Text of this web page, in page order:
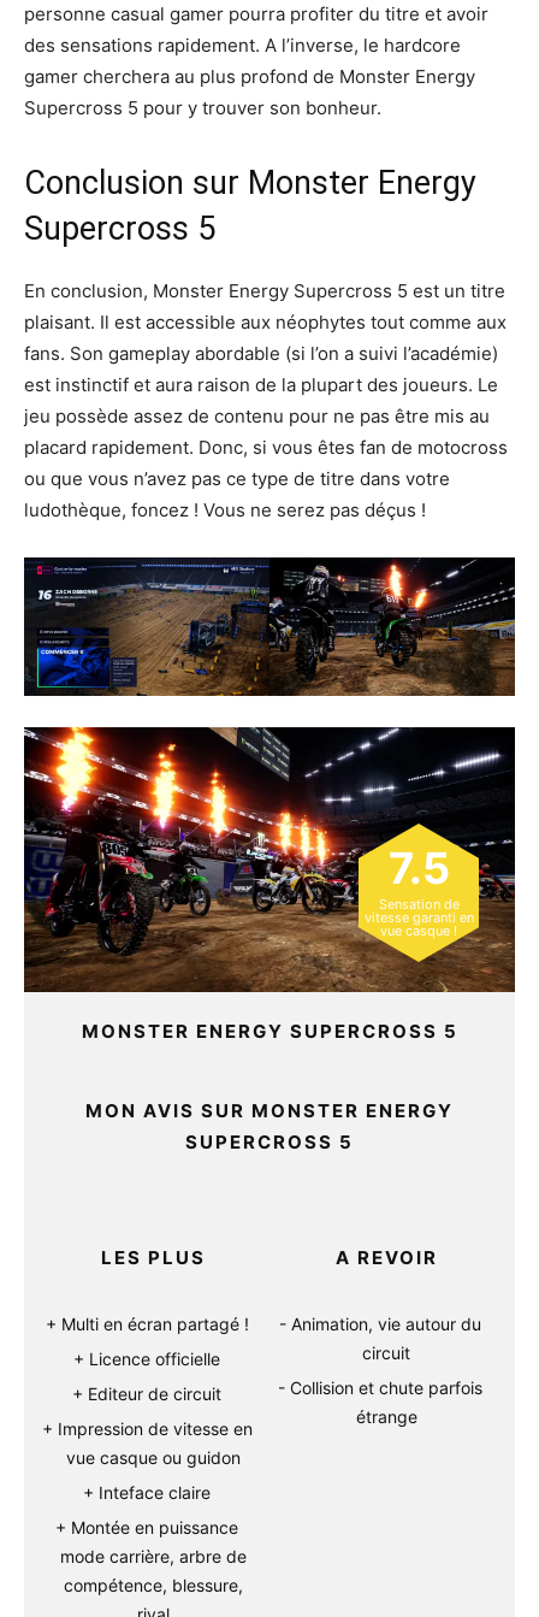
personne casual gamer pourra profiter du titre et avoir
des sensations rapidement. A l’inverse, le hardcore
gamer cherchera au plus profond de Monster Energy
Supercross 5 pour y trouver son bonheur.
Conclusion sur Monster Energy
Supercross 5
En conclusion, Monster Energy Supercross 5 est un titre
plaisant. Il est accessible aux néophytes tout comme aux
fans. Son gameplay abordable (si l’on a suivi l’académie)
est instinctif et aura raison de la plupart des joueurs. Le
jeu possède assez de contenu pour ne pas être mis au
placard rapidement. Donc, si vous êtes fan de motocross
ou que vous n’avez pas ce type de titre dans votre
ludothèque, foncez ! Vous ne serez pas déçus !
MONSTER ENERGY SUPERCROSS 5
MON AVIS SUR MONSTER ENERGY
SUPERCROSS 5
LES PLUS
Multi en écran partagé !
Licence officielle
Editeur de circuit
Impression de vitesse en
vue casque ou guidon
Inteface claire
Montée en puissance
mode carrière, arbre de
compétence, blessure,
A REVOIR
Animation, vie autour du
circuit
Collision et chute parfois
étrange
7.5
Sensation de
vitesse garanti en
vue casque !